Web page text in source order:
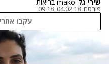
שירי גל mako בריאות
פורסם: 04.02.18, 09:18
עקבו